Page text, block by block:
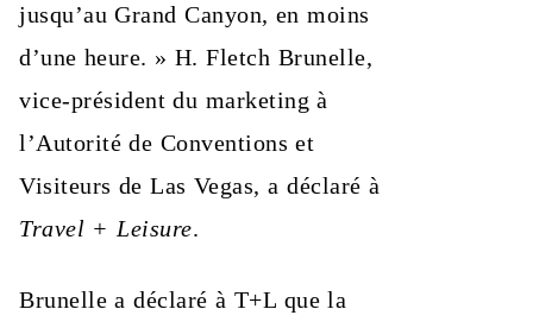
jusqu’au Grand Canyon, en moins
d’une heure. » H. Fletch Brunelle,
vice-président du marketing à
l’Autorité de Conventions et
Visiteurs de Las Vegas, a déclaré à
Travel + Leisure.
Brunelle a déclaré à T+L que la